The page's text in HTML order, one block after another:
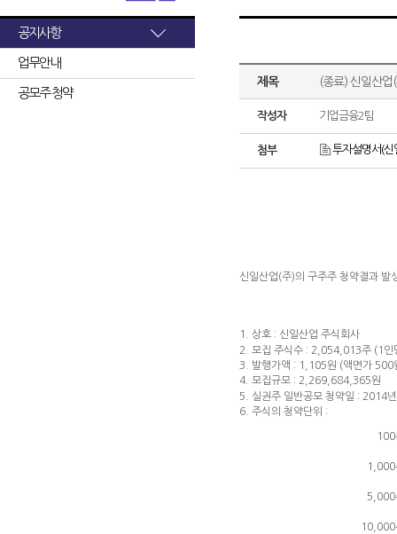
공지사항
업무안내
공모주 청약
제목 (종료) 신일산
작성자 기업금융2팀
첨부 투자설명서(
신일산업(주)의 구주주 청약결과 발
1. 상호 : 신일산업 주식회사
2. 모집 주식수 : 2,054,013주 (1
3. 발행가액 : 1,105원 (액면가 500
4. 모집규모 : 2,269,684,365원
5. 실권주 일반공모 청약일 : 2014
6. 주식의 청약단위 :
100
1,000
5,000
10,000